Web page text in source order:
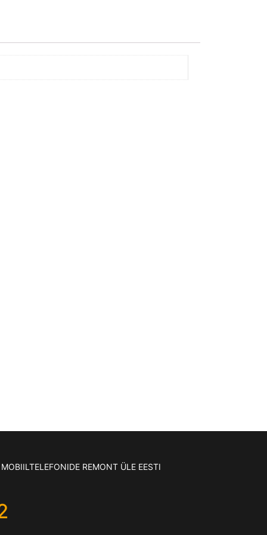
MOBIILTELEFONIDE REMONT ÜLE EESTI